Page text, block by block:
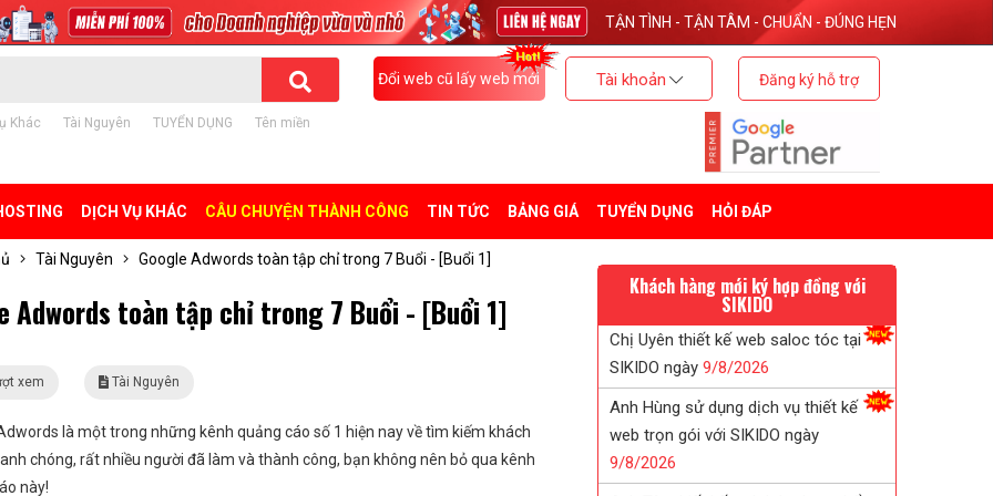
TẬN TÌNH - TẬN TÂM - CHUẨN - ĐÚNG HẸN
Khác Tài Nguyên TUYỂN DỤNG Tên miền
Đổi web cũ lấy web mới Tài khoản Đăng ký hỗ trợ
DỊCH VỤ KHÁC CÂU CHUYỆN THÀNH CÔNG TIN TỨC BẢNG GIÁ TUYỂN DỤNG HỎI ĐÁP
Tài Nguyên Google Adwords toàn tập chỉ trong 7 Buổi - [Buổi 1]
Adwords toàn tập chỉ trong 7 Buổi - [Buổi 1]
xem Tài Nguyên
là một trong những kênh quảng cáo số 1 hiện nay về tìm kiếm khách
chóng, rất nhiều người đã làm và thành công, bạn không nên bỏ qua kênh
này!
Khách hàng mới ký hợp đồng với
SIKIDO
Anh Hùng sử dụng dịch vụ thiết kế
web trọn gói với SIKIDO ngày
9/8/ 2026
Anh Tân thiết kế web bán thực phẩm
chức năng với SIKIDO ngày